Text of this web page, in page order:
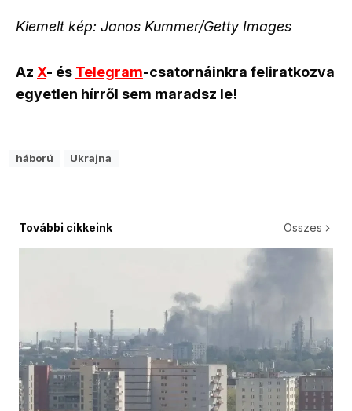
Kiemelt kép: Janos Kummer/Getty Images
Az X- és Telegram-csatornáinkra feliratkozva
egyetlen hírről sem maradsz le!
háború Ukrajna
További cikkeink Összes